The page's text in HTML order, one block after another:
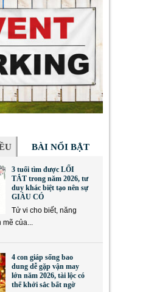
BÀI NỔI BẬT
3 tuổi tìm được LỐI
TẮT trong năm 2026, tư
duy khác biệt tạo nên sự
GIÀU CÓ
Tử vi cho biết, năng
mẽ của...
4 con giáp sống bao
dung dễ gặp vận may
lớn năm 2026, tài lộc có
thể khởi sắc bất ngờ